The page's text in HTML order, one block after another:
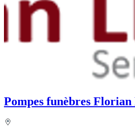
Pompes funèbres